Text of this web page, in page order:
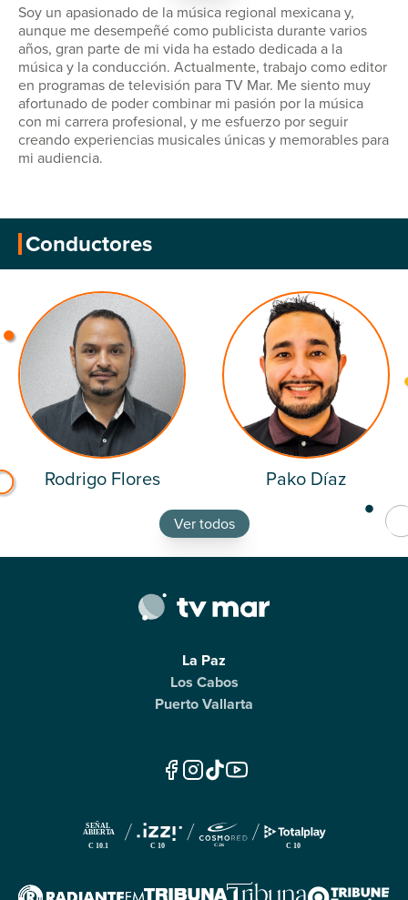
Soy un apasionado de la música regional mexicana y,
aunque me desempeñé como publicista durante varios
años, gran parte de mi vida ha estado dedicada a la
música y la conducción. Actualmente, trabajo como editor
en programas de televisión para TV Mar. Me siento muy
afortunado de poder combinar mi pasión por la música
con mi carrera profesional, y me esfuerzo por seguir
creando experiencias musicales únicas y memorables para
mi audiencia.
Conductores
Rodrigo Flores Pako Díaz
Ver todos
La Paz
Los Cabos
Puerto Vallarta